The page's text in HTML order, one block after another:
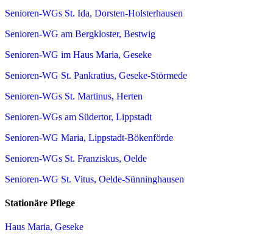
Senioren-WGs St. Ida, Dorsten-Holsterhausen
Senioren-WG am Bergkloster, Bestwig
Senioren-WG im Haus Maria, Geseke
Senioren-WG St. Pankratius, Geseke-Störmede
Senioren-WGs St. Martinus, Herten
Senioren-WGs am Südertor, Lippstadt
Senioren-WG Maria, Lippstadt-Bökenförde
Senioren-WGs St. Franziskus, Oelde
Senioren-WG St. Vitus, Oelde-Sünninghausen
Stationäre Pflege
Haus Maria, Geseke